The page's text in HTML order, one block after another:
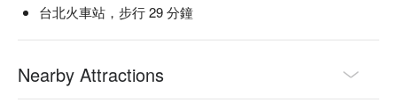
台北火車站，步行 29 分鐘
Nearby Attractions